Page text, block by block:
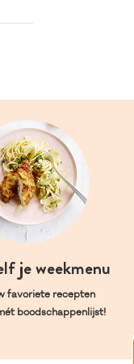
je weekmenu
favoriete recepten
boodschappenlijst!